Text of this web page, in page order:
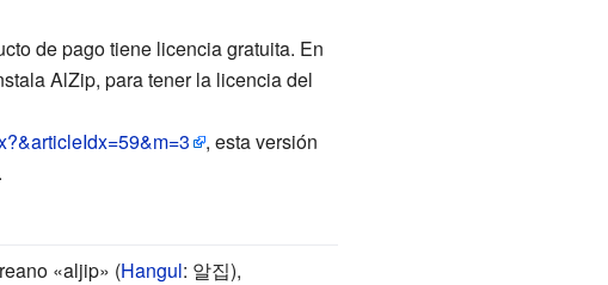
de pago tiene licencia gratuita. En
AlZip, para tener la licencia del
, esta versión
«aljip» (Hangul: 알집),